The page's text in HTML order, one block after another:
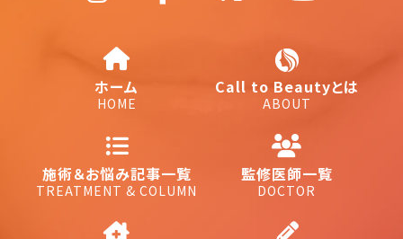
ホーム
HOME
Call to Beautyとは
ABOUT
施術＆お悩み記事一覧
TREATMENT & COLUMN
監修医師一覧
DOCTOR